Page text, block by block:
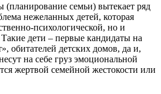
(планирование семьи) вытекает ряд
нежелан­ных детей, которая
психологической, но и
дети – первые кандидаты на
обитателей детских домов, да и,
на себе груз эмоциональной
жертвой семейной жестокости или